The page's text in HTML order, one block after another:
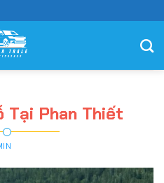
Tại Phan Thiết